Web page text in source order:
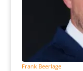
Frank Beerlage